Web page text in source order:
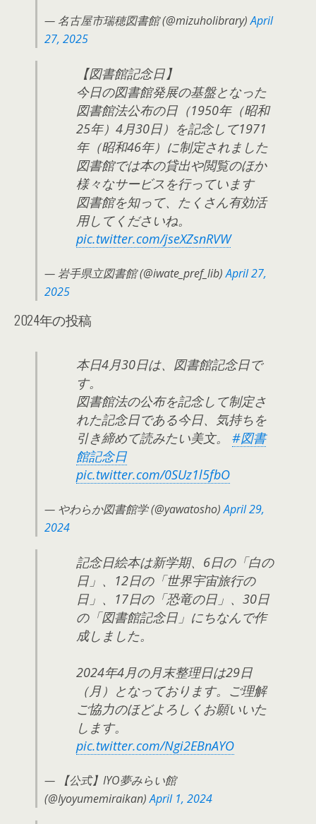
— 名古屋市瑞穂図書館 (@mizuholibrary)April
27, 2025
【図書館記念日】
今日の図書館発展の基盤となった
図書館法公布の日（1950年（昭和
25年）4月30日）を記念して1971
年（昭和46年）に制定されました
図書館では本の貸出や閲覧のほか
様々なサービスを行っています
図書館を知って、たくさん有効活
用してくださいね。
pic.twitter.com/jseXZsnRVW
— 岩手県立図書館 (@iwate_pref_lib)April 27,
2025
2024年の投稿
本日4月30日は、図書館記念日で
す。
図書館法の公布を記念して制定さ
れた記念日である今日、気持ちを
引き締めて読みたい美文。 #図書
館記念日
pic.twitter.com/0SUz1l5fbO
— やわらか図書館学 (@yawatosho)April 29,
2024
記念日絵本は新学期、6日の「白の
日」、12日の「世界宇宙旅行の
日」、17日の「恐竜の日」、30日
の「図書館記念日」にちなんで作
成しました。
2024年4月の月末整理日は29日
（月）となっております。ご理解
ご協力のほどよろしくお願いいた
します。
pic.twitter.com/Ngi2EBnAYO
— 【公式】IYO夢みらい館
(@Iyoyumemiraikan)April 1, 2024